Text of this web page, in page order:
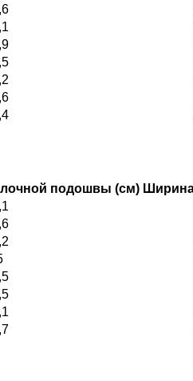
подошвы (см)